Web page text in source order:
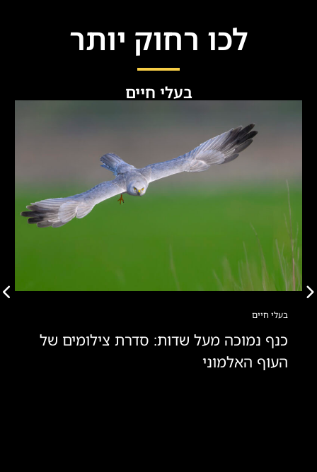
לכו רחוק יותר
בעלי חיים
בעלי חיים
כנף נמוכה מעל שדות: סדרת צילומים של
העוף האלמוני